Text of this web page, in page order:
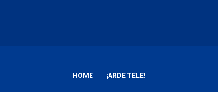
HOME ¡ARDE TELE!